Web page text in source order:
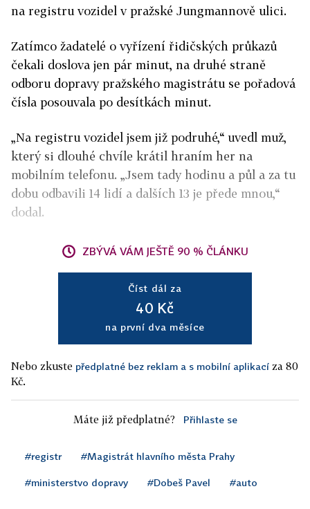
na registru vozidel v pražské Jungmannově ulici.
Zatímco žadatelé o vyřízení řidičských průkazů
čekali doslova jen pár minut, na druhé straně
odboru dopravy pražského magistrátu se pořadová
čísla posouvala po desítkách minut.
„Na registru vozidel jsem již podruhé,“ uvedl muž,
který si dlouhé chvíle krátil hraním her na
mobilním telefonu. „Jsem tady hodinu a půl a za tu
dobu odbavili 14 lidí a dalších 13 je přede mnou,“
dodal.
ZBÝVÁ VÁM JEŠTĚ 90 % ČLÁNKU
Číst dál za
40 Kč
na první dva měsíce
Nebo zkuste předplatné bez reklam a s mobilní aplikací za 80
Kč.
Máte již předplatné? Přihlaste se
#registr #Magistrát hlavního města Prahy
#ministerstvo dopravy #Dobeš Pavel #auto